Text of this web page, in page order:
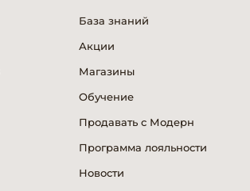
База знаний
Акции
Магазины
Обучение
Продавать с Модерн
Программа лояльности
Новости